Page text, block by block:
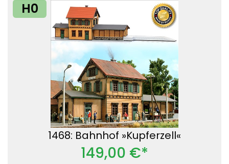
H0
1468: Bahnhof »Kupferzell«
149,00 €*